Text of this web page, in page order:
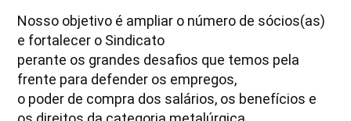
Nosso objetivo é ampliar o número de sócios(as)
e fortalecer o Sindicato
perante os grandes desafios que temos pela
frente para defender os empregos,
o poder de compra dos salários, os benefícios e